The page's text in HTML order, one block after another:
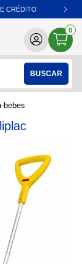
BUSCAR
0
CRÉDITO
bebes